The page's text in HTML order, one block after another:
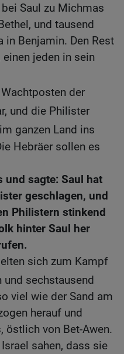
Saul zu Michmas
und tausend
in Benjamin. Den Rest
jeden in sein
der
und die Philister
ganzen Land ins
Hebräer sollen es
und sagte: Saul hat
geschlagen, und
Philistern stinkend
hinter Saul her
sich zum Kampf
und sechstausend
viel wie der Sand am
herauf und
östlich von Bet-Awen.
sahen, dass sie